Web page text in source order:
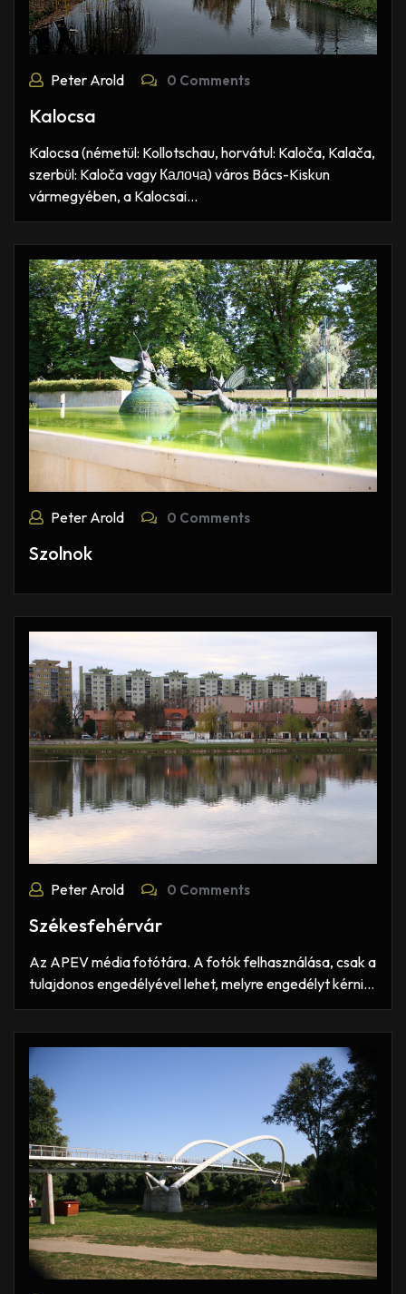
Peter Arold 0 Comments
Kalocsa
Kalocsa (németül: Kollotschau, horvátul: Kaloča, Kalača,
szerbül: Kaloča vagy Калоча) város Bács-Kiskun
vármegyében, a Kalocsai…
Peter Arold 0 Comments
Szolnok
Peter Arold 0 Comments
Székesfehérvár
Az APEV média fotótára. A fotók felhasználása, csak a
tulajdonos engedélyével lehet, melyre engedélyt kérni…